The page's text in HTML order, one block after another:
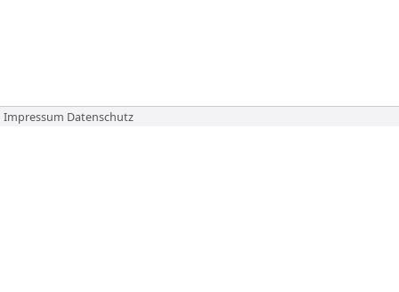
Impressum Datenschutz